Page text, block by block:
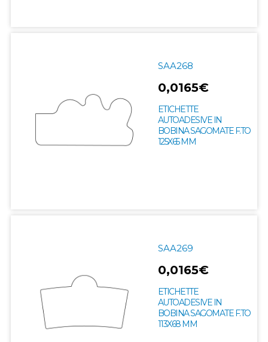
SAA268
0,0165€
ETICHETTE
AUTOADESIVE IN
BOBINA SAGOMATE F.TO
125X65 MM
SAA269
0,0165€
ETICHETTE
AUTOADESIVE IN
BOBINA SAGOMATE F.TO
113X68 MM